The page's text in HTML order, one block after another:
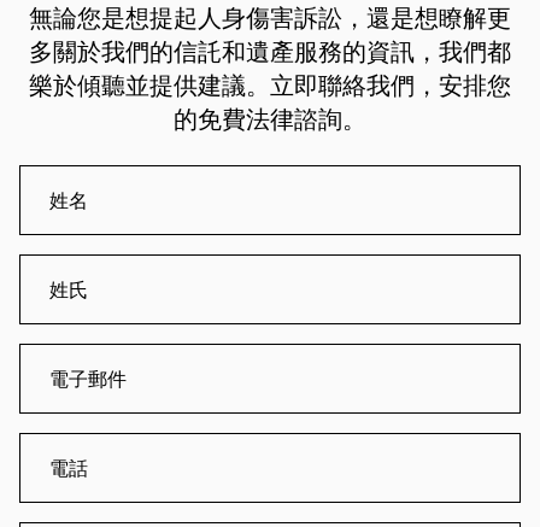
無論您是想提起人身傷害訴訟，還是想瞭解更
多關於我們的信託和遺產服務的資訊，我們都
樂於傾聽並提供建議。立即聯絡我們，安排您
的免費法律諮詢。